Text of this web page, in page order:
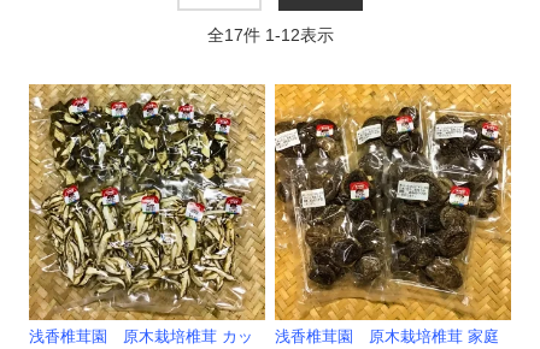
全17件 1-12表示
浅香椎茸園 原木栽培椎茸 カッ
浅香椎茸園 原木栽培椎茸 家庭